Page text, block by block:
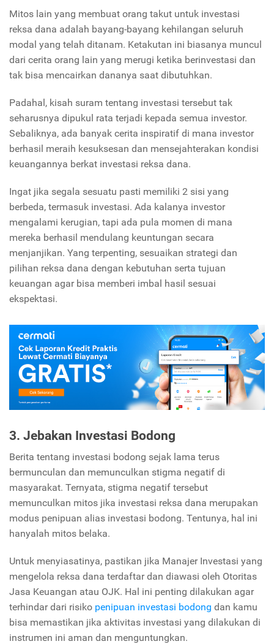
Mitos lain yang membuat orang takut untuk investasi
reksa dana adalah bayang-bayang kehilangan seluruh
modal yang telah ditanam. Ketakutan ini biasanya muncul
dari cerita orang lain yang merugi ketika berinvestasi dan
tak bisa mencairkan dananya saat dibutuhkan.
Padahal, kisah suram tentang investasi tersebut tak
seharusnya dipukul rata terjadi kepada semua investor.
Sebaliknya, ada banyak cerita inspiratif di mana investor
berhasil meraih kesuksesan dan mensejahterakan kondisi
keuangannya berkat investasi reksa dana.
Ingat jika segala sesuatu pasti memiliki 2 sisi yang
berbeda, termasuk investasi. Ada kalanya investor
mengalami kerugian, tapi ada pula momen di mana
mereka berhasil mendulang keuntungan secara
menjanjikan. Yang terpenting, sesuaikan strategi dan
pilihan reksa dana dengan kebutuhan serta tujuan
keuangan agar bisa memberi imbal hasil sesuai
ekspektasi.
3. Jebakan Investasi Bodong
Berita tentang investasi bodong sejak lama terus
bermunculan dan memunculkan stigma negatif di
masyarakat. Ternyata, stigma negatif tersebut
memunculkan mitos jika investasi reksa dana merupakan
modus penipuan alias investasi bodong. Tentunya, hal ini
hanyalah mitos belaka.
Untuk menyiasatinya, pastikan jika Manajer Investasi yang
mengelola reksa dana terdaftar dan diawasi oleh Otoritas
Jasa Keuangan atau OJK. Hal ini penting dilakukan agar
terhindar dari risiko penipuan investasi bodong dan kamu
bisa memastikan jika aktivitas investasi yang dilakukan di
instrumen ini aman dan menguntungkan.